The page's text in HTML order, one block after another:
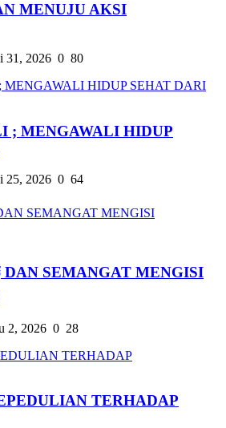
MENUJU AKSI
31, 2026 0 80
; MENGAWALI HIDUP
25, 2026 0 64
2, 2026 0 28
TERHADAP